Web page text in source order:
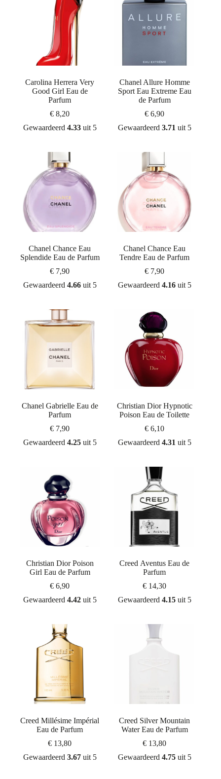
Carolina Herrera Very
Good Girl Eau de
Parfum
€ 8,20
Gewaardeerd 4.33uit 5
Chanel Allure Homme
Sport Eau Extreme Eau
de Parfum
€ 6,90
Gewaardeerd 3.71 uit 5
Chanel Chance Eau
Splendide Eau de Parfum
€ 7,90
Gewaardeerd 4.66uit 5
Chanel Chance Eau
Tendre Eau de Parfum
€ 7,90
Gewaardeerd 4.16uit 5
Chanel Gabrielle Eau de
Parfum
€ 7,90
Gewaardeerd 4.25uit 5
Christian Dior Hypnotic
Poison Eau de Toilette
€ 6,10
Gewaardeerd 4.31 uit 5
Christian Dior Poison
Girl Eau de Parfum
€ 6,90
Gewaardeerd 4.42uit 5
Creed Aventus Eau de
Parfum
€ 14,30
Gewaardeerd 4.15uit 5
Creed Millésime Impérial
Eau de Parfum
€ 13,80
Gewaardeerd 3.67uit 5
Creed Silver Mountain
Water Eau de Parfum
€ 13,80
Gewaardeerd 4.75uit 5